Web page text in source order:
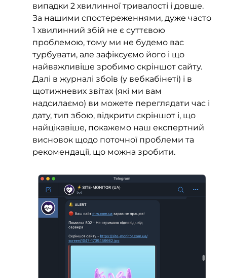
випадки 2 хвилинної тривалості і довше.
За нашими спостереженнями, дуже часто
1 хвилинний збій не є суттєвою
проблемою, тому ми не будемо вас
турбувати, але зафіксуємо його і що
найважливіше зробимо скріншот сайту.
Далі в журналі збоїв (у вебкабінеті) і в
щотижневих звітах (які ми вам
надсилаємо) ви можете переглядати час і
дату, тип збою, відкрити скріншот і, що
найцікавіше, покажемо наш експертний
висновок щодо поточної проблеми та
рекомендації, що можна зробити.